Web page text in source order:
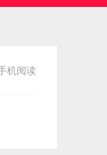
机阅读